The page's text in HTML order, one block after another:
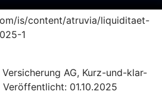
is/content/atruvia/liquiditaet-
1
AG, Kurz-und-klar-
01.10.2025